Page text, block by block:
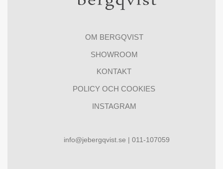
OM BERGQVIST
SHOWROOM
KONTAKT
POLICY OCH COOKIES
INSTAGRAM
info@jebergqvist.se | 011-107059